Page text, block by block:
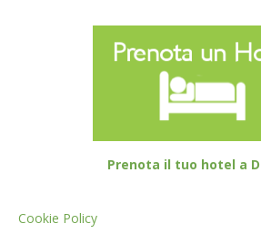
Prenota il tuo hotel a
Cookie Policy